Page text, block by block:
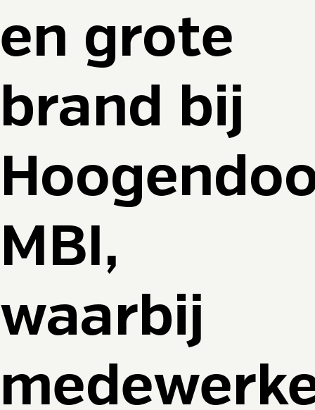
en grote
brand bij
MBI,
waarbij